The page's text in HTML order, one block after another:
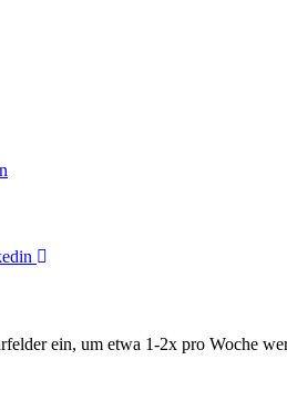
ein, um etwa 1-2x pro Woche